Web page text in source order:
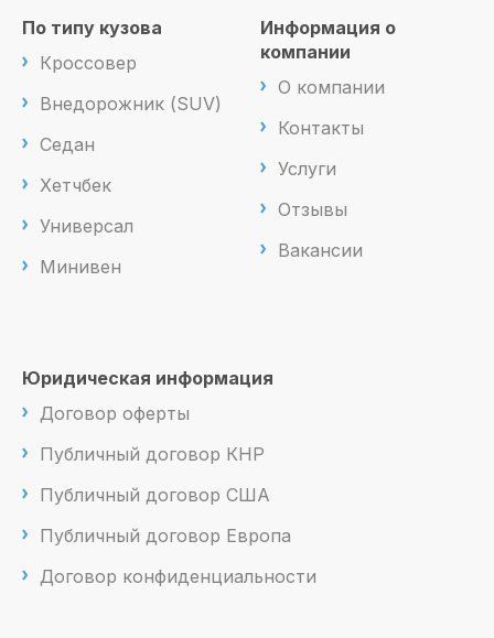
По типу кузова
Кроссовер
Внедорожник (SUV)
Седан
Хетчбек
Универсал
Минивен
Информация о
компании
О компании
Контакты
Услуги
Отзывы
Вакансии
Юридическая информация
Договор оферты
Публичный договор КНР
Публичный договор США
Публичный договор Европа
Договор конфиденциальности